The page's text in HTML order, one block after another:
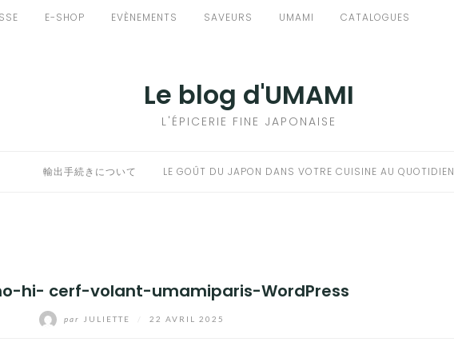
E-SHOP EVÈNEMENTS SAVEURS UMAMI CATALOGUES
Le blog d'UMAMI
L'ÉPICERIE FINE JAPONAISE
輸出手続きについて LE GOÛT DU JAPON DANS VOTRE CUISINE AU QUOTIDIEN
hi- cerf-volant-umamiparis-WordPress
par JULIETTE 22 AVRIL 2025